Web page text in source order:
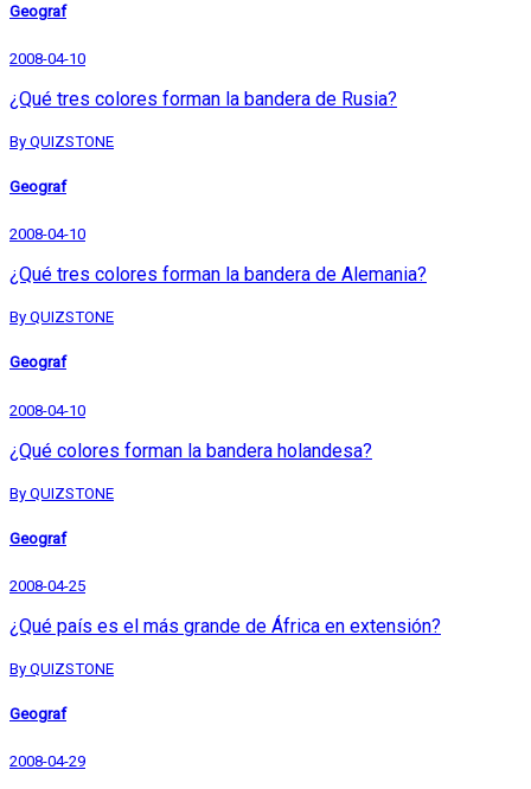
Geograf
2008-04-10
¿Qué tres colores forman la bandera de Rusia?
By QUIZSTONE
Geograf
2008-04-10
¿Qué tres colores forman la bandera de Alemania?
By QUIZSTONE
Geograf
2008-04-10
¿Qué colores forman la bandera holandesa?
By QUIZSTONE
Geograf
2008-04-25
¿Qué país es el más grande de África en extensión?
By QUIZSTONE
Geograf
2008-04-29